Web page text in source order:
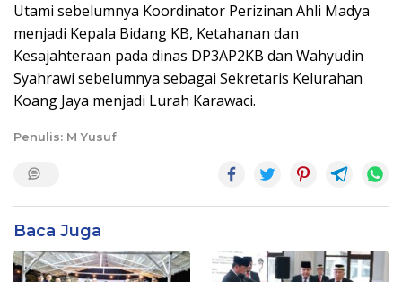
Utami sebelumnya Koordinator Perizinan Ahli Madya
menjadi Kepala Bidang KB, Ketahanan dan
Kesajahteraan pada dinas DP3AP2KB dan Wahyudin
Syahrawi sebelumnya sebagai Sekretaris Kelurahan
Koang Jaya menjadi Lurah Karawaci.
Penulis: M Yusuf
Baca Juga